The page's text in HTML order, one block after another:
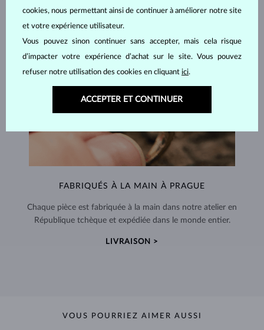
FABRIQUÉS À LA MAIN À PRAGUE
Chaque pièce est fabriquée à la main dans notre atelier en
République tchèque et expédiée dans le monde entier.
LIVRAISON >
VOUS POURRIEZ AIMER AUSSI
cookies, nous permettant ainsi de continuer à améliorer notre site
et votre expérience utilisateur.
Vous pouvez sinon continuer sans accepter, mais cela risque
d’impacter votre expérience d’achat sur le site. Vous pouvez
refuser notre utilisation des cookies en cliquant ici.
ACCEPTER ET CONTINUER